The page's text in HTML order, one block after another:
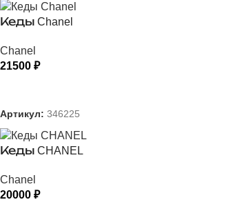
Кеды Chanel
Chanel
21500 ₽
Артикул: 346225
Кеды CHANEL
Chanel
20000 ₽